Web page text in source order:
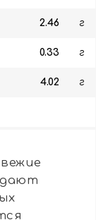
2.46 г
0.33 г
4.02 г